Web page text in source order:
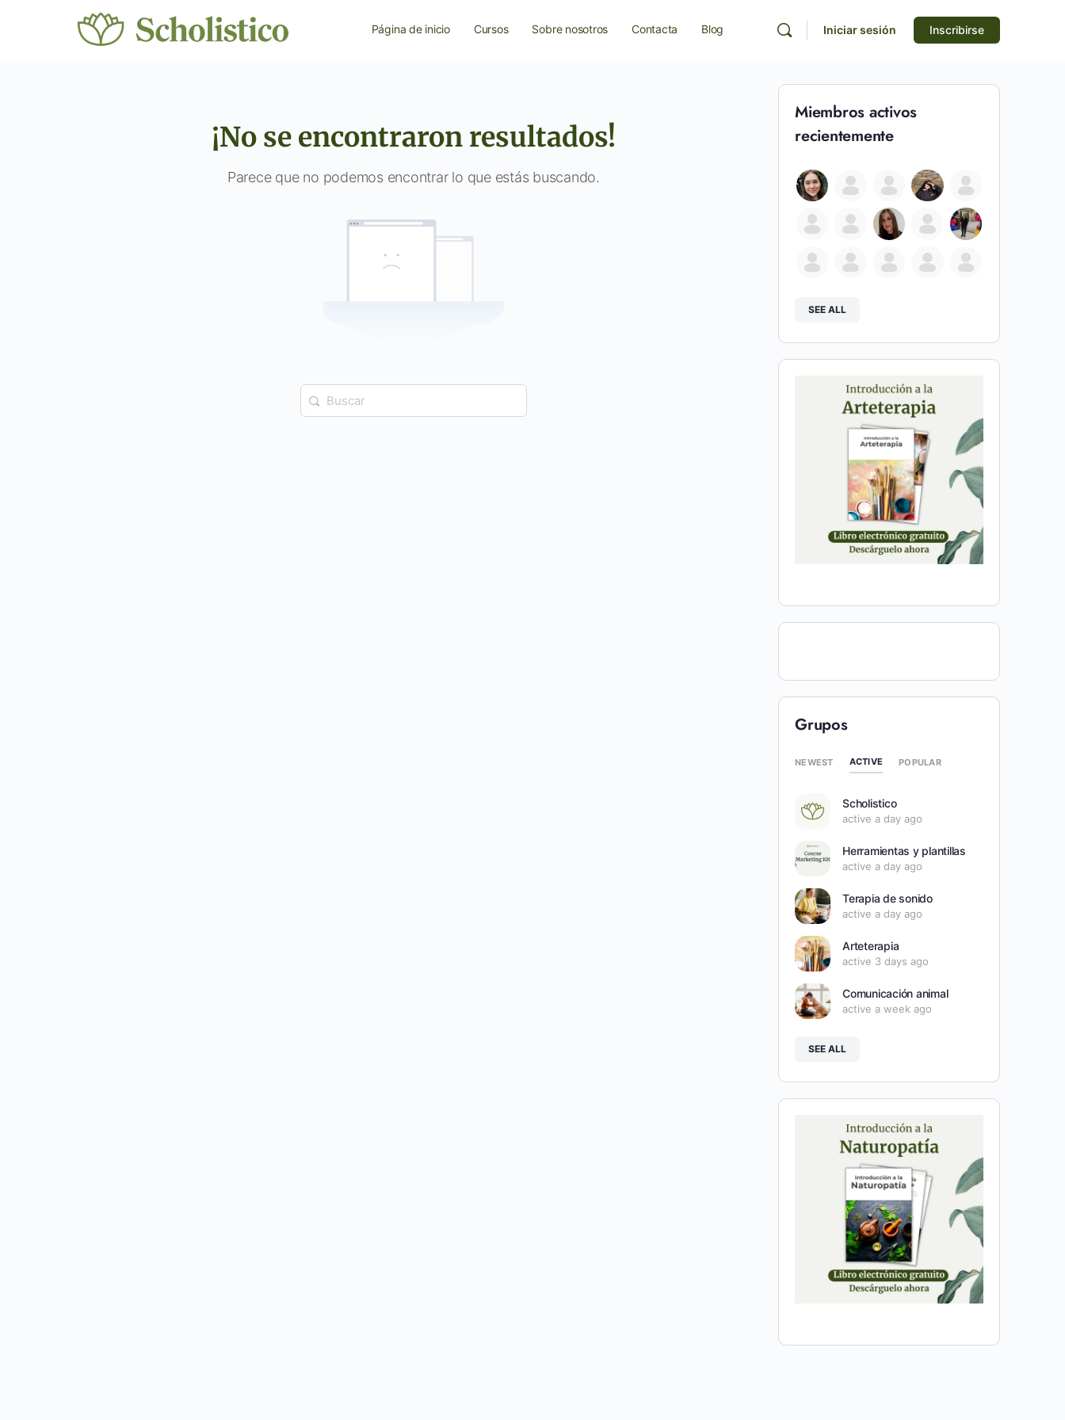
Página de inicio Cursos Sobre nosotros Contacta Blog Iniciar sesión Inscribirse
¡No se encontraron resultados!
Parece que no podemos encontrar lo que estás buscando.
Miembros activos
recientemente
SEE ALL
Grupos
NEWEST ACTIVE POPULAR
Scholistico
active a day ago
Herramientas y plantillas
active a day ago
Terapia de sonido
active a day ago
Arteterapia
active 3 days ago
Comunicación animal
active a week ago
SEE ALL